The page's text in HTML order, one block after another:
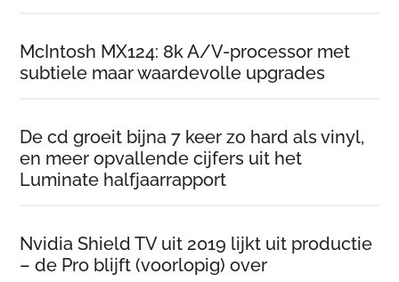
McIntosh MX124: 8k A/V-processor met
subtiele maar waardevolle upgrades
De cd groeit bijna 7 keer zo hard als vinyl,
en meer opvallende cijfers uit het
Luminate halfjaarrapport
Nvidia Shield TV uit 2019 lijkt uit productie
– de Pro blijft (voorlopig) over